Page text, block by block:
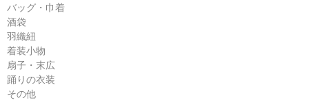
バッグ・巾着
酒袋
羽織紐
着装小物
扇子・末広
踊りの衣装
その他